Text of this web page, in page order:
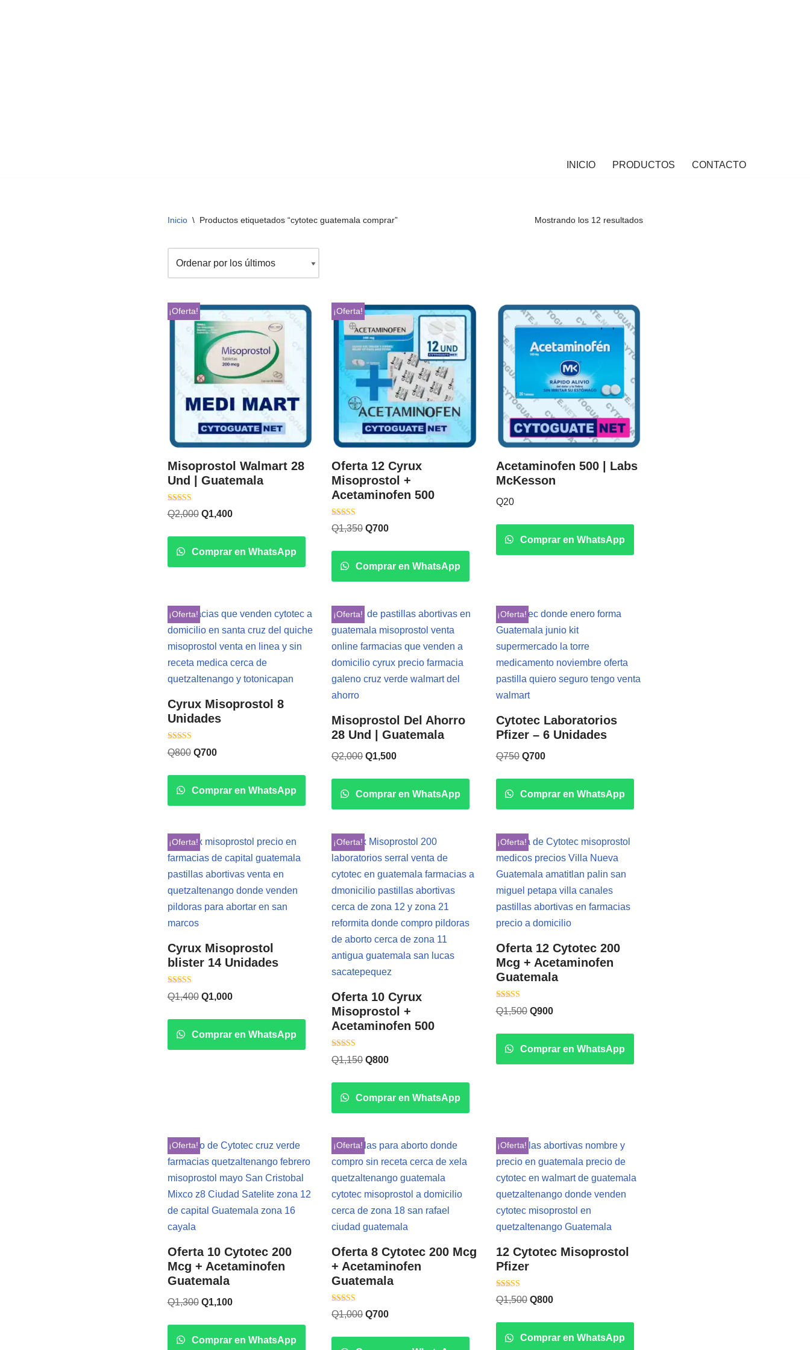
INICIO PRODUCTOS CONTACTO
Inicio \ Productos etiquetados “cytotec guatemala comprar” Mostrando los 12 resultados
¡Oferta!
Misoprostol Walmart 28
Und | Guatemala
Valorado con
5.00
Q2,000 Q1,400
Comprar en WhatsApp
¡Oferta!
Oferta 12 Cyrux
Misoprostol +
Acetaminofen 500
Valorado
con
Q1,350 Q700
Comprar en WhatsApp
Acetaminofen 500 | Labs
McKesson
Q20
Comprar en WhatsApp
¡Oferta!
Cyrux Misoprostol 8
Unidades
Valorado con
5.00
Q800 Q700
Comprar en WhatsApp
¡Oferta!
Misoprostol Del Ahorro
28 Und | Guatemala
Q2,000 Q1,500
Comprar en WhatsApp
¡Oferta!
Cytotec Laboratorios
Pfizer – 6 Unidades
Q750 Q700
Comprar en WhatsApp
¡Oferta!
Cyrux Misoprostol
blister 14 Unidades
Valorado con
5.00
Q1,400 Q1,000
Comprar en WhatsApp
¡Oferta!
Oferta 10 Cyrux
Misoprostol +
Acetaminofen 500
Valorado con
5.00
Q1,150 Q800
Comprar en WhatsApp
¡Oferta!
Oferta 12 Cytotec 200
Mcg + Acetaminofen
Guatemala
Valorado con
5.00
Q1,500 Q900
Comprar en WhatsApp
¡Oferta!
Oferta 10 Cytotec 200
Mcg + Acetaminofen
Guatemala
Q1,300 Q1,100
Comprar en WhatsApp
¡Oferta!
Oferta 8 Cytotec 200 Mcg
+ Acetaminofen
Guatemala
Valorado con
5.00
Q1,000 Q700
¡Oferta!
12 Cytotec Misoprostol
Pfizer
Valorado con
5.00
Q1,500 Q800
Comprar en WhatsApp